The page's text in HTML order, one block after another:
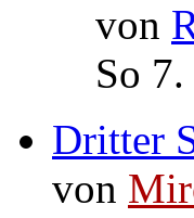
von
So
Dritter
von